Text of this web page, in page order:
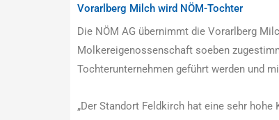
Vorarlberg Milch wird NÖM-Tochter
Die NÖM AG übernimmt die Vorarlberg
Molkereigenossenschaft soeben
Tochterunternehmen geführt werden und
„Der Standort Feldkirch hat eine sehr